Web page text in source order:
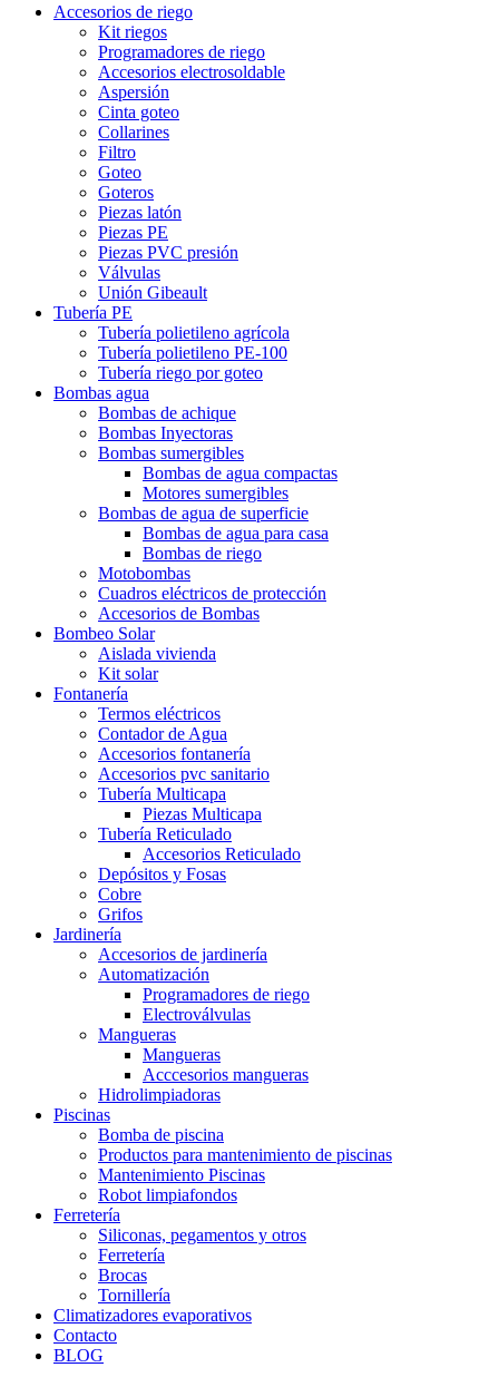
Accesorios de riego
Kit riegos
Programadores de riego
Accesorios electrosoldable
Aspersión
Cinta goteo
Collarines
Filtro
Goteo
Goteros
Piezas latón
Piezas PE
Piezas PVC presión
Válvulas
Unión Gibeault
Tubería PE
Tubería polietileno agrícola
Tubería polietileno PE-100
Tubería riego por goteo
Bombas agua
Bombas de achique
Bombas Inyectoras
Bombas sumergibles
Bombas de agua compactas
Motores sumergibles
Bombas de agua de superficie
Bombas de agua para casa
Bombas de riego
Motobombas
Cuadros eléctricos de protección
Accesorios de Bombas
Bombeo Solar
Aislada vivienda
Kit solar
Fontanería
Termos eléctricos
Contador de Agua
Accesorios fontanería
Accesorios pvc sanitario
Tubería Multicapa
Piezas Multicapa
Tubería Reticulado
Accesorios Reticulado
Depósitos y Fosas
Cobre
Grifos
Jardinería
Accesorios de jardinería
Automatización
Programadores de riego
Electroválvulas
Mangueras
Mangueras
Acccesorios mangueras
Hidrolimpiadoras
Piscinas
Bomba de piscina
Productos para mantenimiento de piscinas
Mantenimiento Piscinas
Robot limpiafondos
Ferretería
Siliconas, pegamentos y otros
Ferretería
Brocas
Tornillería
Climatizadores evaporativos
Contacto
BLOG